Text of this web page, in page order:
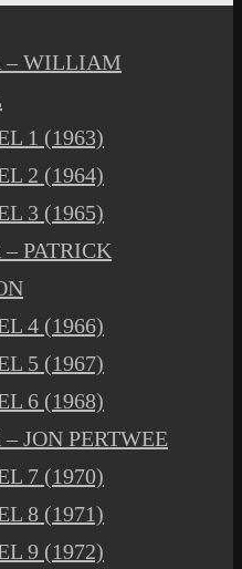
– WILLIAM
1 (1963)
2 (1964)
3 (1965)
PATRICK
4 (1966)
5 (1967)
6 (1968)
JON PERTWEE
7 (1970)
8 (1971)
9 (1972)